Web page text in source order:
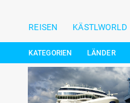
REISEN KÄSTLWORLD
KATEGORIEN LÄNDER